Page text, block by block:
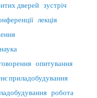
дверей зустріч
лекція
наука
опитування
приладобудування
робота